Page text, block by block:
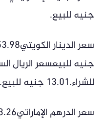
جنيه للبيع.
للشراء.13.01 جنيه للبيع.